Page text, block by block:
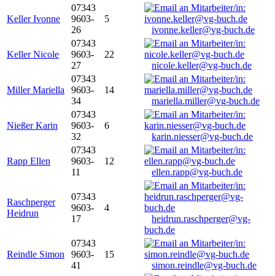
Keller Ivonne
07343
9603-
26
5
ivonne.keller@vg-buch.de
Keller Nicole
07343
9603-
27
22
nicole.keller@vg-buch.de
Miller Mariella
07343
9603-
34
14
mariella.miller@vg-buch.de
Nießer Karin
07343
9603-
32
6
karin.niesser@vg-buch.de
Rapp Ellen
07343
9603-
11
12
ellen.rapp@vg-buch.de
Raschperger
Heidrun
07343
9603-
17
4
heidrun.raschperger@vg-
buch.de
Reindle Simon
07343
9603-
41
15
simon.reindle@vg-buch.de